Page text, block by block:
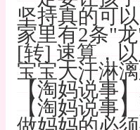
坚持真的可
家里有2条"
[转] 速算，以
宝宝大汗淋
【淘妈说事
【淘妈说事